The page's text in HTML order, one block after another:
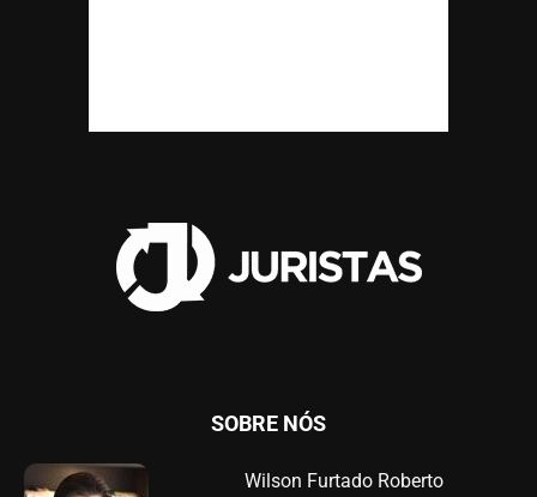
SOBRE NÓS
Wilson Furtado Roberto